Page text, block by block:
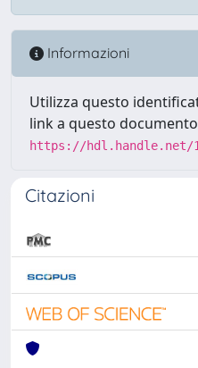
Informazioni
Utilizza questo
link a questo
https://hdl.handle.net/
Citazioni